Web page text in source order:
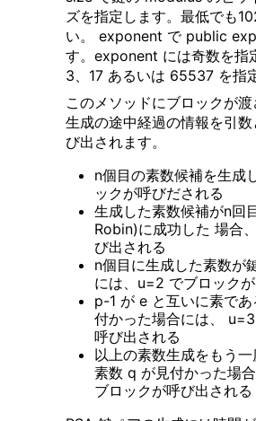
ズを指定します。最低でも
い。 exponent で public
す。exponent には奇数を指
3、17 あるいは 65537 を指
このメソッドにブロックが
生成の途中経過の情報を引
び出されます。
n個目の素数候補を生成
ックが呼びだされる
生成した素数候補がn回
Robin)に成功した 場合
び出される
n個目に生成した素数が
には、u=2 でブロック
p-1 が e と互いに素で
付かった場合には、
呼び出される
以上の素数生成をもう
素数 q が見付かった場
ブロックが呼び出される